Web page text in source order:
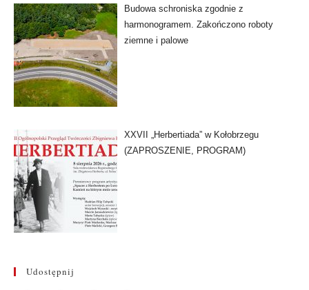
Budowa schroniska zgodnie z
harmonogramem. Zakończono roboty
ziemne i palowe
XXVII „Herbertiada” w Kołobrzegu
(ZAPROSZENIE, PROGRAM)
Udostępnij